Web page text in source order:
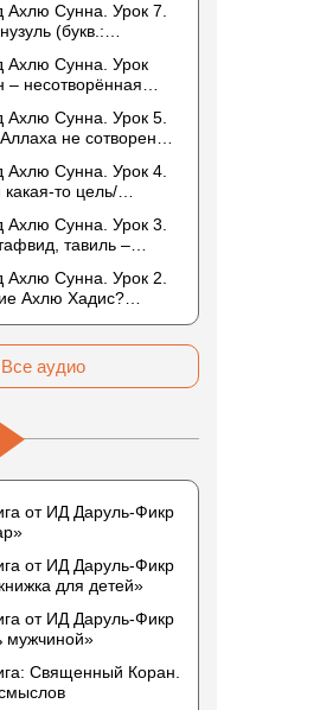
телесности Абу
аль-Исмаили.
телесности в
ибн Саида ад-
Иман – это слова,
Ахлю Сунна. Урок 7.
(букв.:
ибн Саида ад-Дарими
Считал ли ад-
что Аллах
физическим
Ахлю Сунна. Урок
– несотворённая
судьбы
Ахлю Сунна. Урок 5.
не сотворены.
Описание Аллаха
«вадж» (букв.: лик)
Ахлю Сунна. Урок 4.
какая-то цель/
Можно ли
в отношении Аллаха
отрицание
не пришло в Коране
Концепция ибн
Ахлю Сунна. Урок 3.
тавиль –
Можно ли
сифаты аль-
на русский язык? Что
утверждение
«биля кейфа» (без
Ахлю Сунна. Урок 2.
Ахлю Хадис?
Всевышнего
Все аудио
от ИД Даруль-Фикр
от ИД Даруль-Фикр
для детей»
от ИД Даруль-Фикр
мужчиной»
Священный Коран.